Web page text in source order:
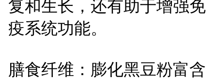
复和生长，还有助于增强免
疫系统功能。
膳食纤维：膨化黑豆粉富含